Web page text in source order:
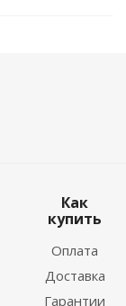
Как
купить
Оплата
Доставка
Гарантии